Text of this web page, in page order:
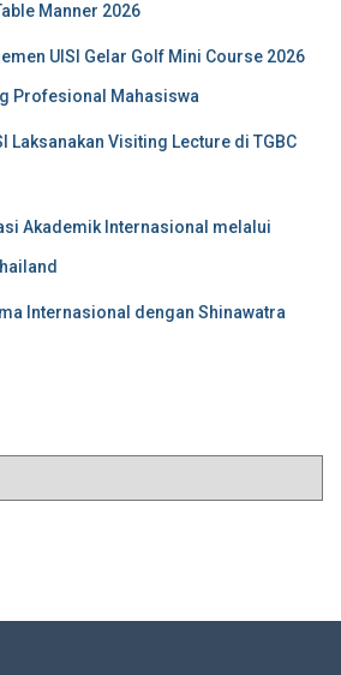
Manner 2026
UISI Gelar Golf Mini Course 2026
Profesional Mahasiswa
Laksanakan Visiting Lecture di TGBC
Akademik Internasional melalui
Internasional dengan Shinawatra